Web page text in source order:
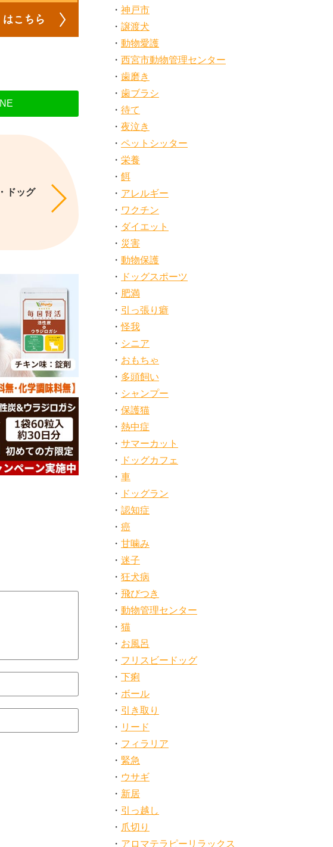
ドッグ
神戸市
譲渡犬
動物愛護
西宮市動物管理センター
歯磨き
歯ブラシ
待て
夜泣き
ペットシッター
栄養
餌
アレルギー
ワクチン
ダイエット
災害
動物保護
ドッグスポーツ
肥満
引っ張り癖
怪我
シニア
おもちゃ
多頭飼い
シャンプー
保護猫
熱中症
サマーカット
ドッグカフェ
車
ドッグラン
認知症
癌
甘噛み
迷子
狂犬病
飛びつき
動物管理センター
猫
お風呂
フリスビードッグ
下痢
ボール
引き取り
リード
フィラリア
緊急
ウサギ
新居
引っ越し
爪切り
アロマテラピーリラックス